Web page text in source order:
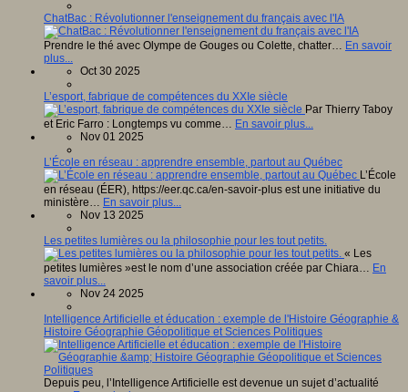
ChatBac : Révolutionner l'enseignement du français avec l'IA
Prendre le thé avec Olympe de Gouges ou Colette, chatter… En savoir
plus...
Oct 30 2025
L’esport, fabrique de compétences du XXIe siècle
Par Thierry Taboy
et Eric Farro : Longtemps vu comme… En savoir plus...
Nov 01 2025
L’École en réseau : apprendre ensemble, partout au Québec
L’École
en réseau (ÉER), https://eer.qc.ca/en-savoir-plus est une initiative du
ministère… En savoir plus...
Nov 13 2025
Les petites lumières ou la philosophie pour les tout petits.
« Les
petites lumières »est le nom d’une association créée par Chiara… En
savoir plus...
Nov 24 2025
Intelligence Artificielle et éducation : exemple de l'Histoire Géographie &
Histoire Géographie Géopolitique et Sciences Politiques
Depuis peu, l’Intelligence Artificielle est devenue un sujet d’actualité